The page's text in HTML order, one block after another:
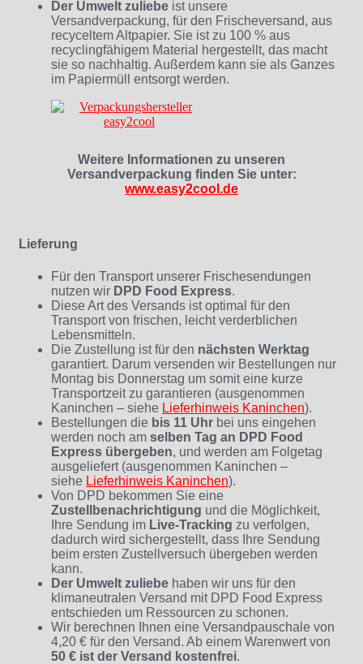
Der Umwelt zuliebe ist unsere
Versandverpackung, für den Frischeversand, aus
recyceltem Altpapier. Sie ist zu 100 % aus
recyclingfähigem Material hergestellt, das macht
sie so nachhaltig. Außerdem kann sie als Ganzes
im Papiermüll entsorgt werden.
Weitere Informationen zu unseren
Versandverpackung finden Sie unter:
www.easy2cool.de
Lieferung
Für den Transport unserer Frischesendungen
nutzen wir DPD Food Express.
Diese Art des Versands ist optimal für den
Transport von frischen, leicht verderblichen
Lebensmitteln.
Die Zustellung ist für den nächsten Werktag
garantiert. Darum versenden wir Bestellungen nur
Montag bis Donnerstag um somit eine kurze
Transportzeit zu garantieren (ausgenommen
Kaninchen – siehe Lieferhinweis Kaninchen).
Bestellungen die bis 11 Uhr bei uns eingehen
werden noch am selben Tag an DPD Food
Express übergeben, und werden am Folgetag
ausgeliefert (ausgenommen Kaninchen –
siehe Lieferhinweis Kaninchen).
Von DPD bekommen Sie eine
Zustellbenachrichtigung und die Möglichkeit,
Ihre Sendung im Live-Tracking zu verfolgen,
dadurch wird sichergestellt, dass Ihre Sendung
beim ersten Zustellversuch übergeben werden
kann.
Der Umwelt zuliebe haben wir uns für den
klimaneutralen Versand mit DPD Food Express
entschieden um Ressourcen zu schonen.
Wir berechnen Ihnen eine Versandpauschale von
4,20 € für den Versand. Ab einem Warenwert von
50 € ist der Versand kostenfrei.